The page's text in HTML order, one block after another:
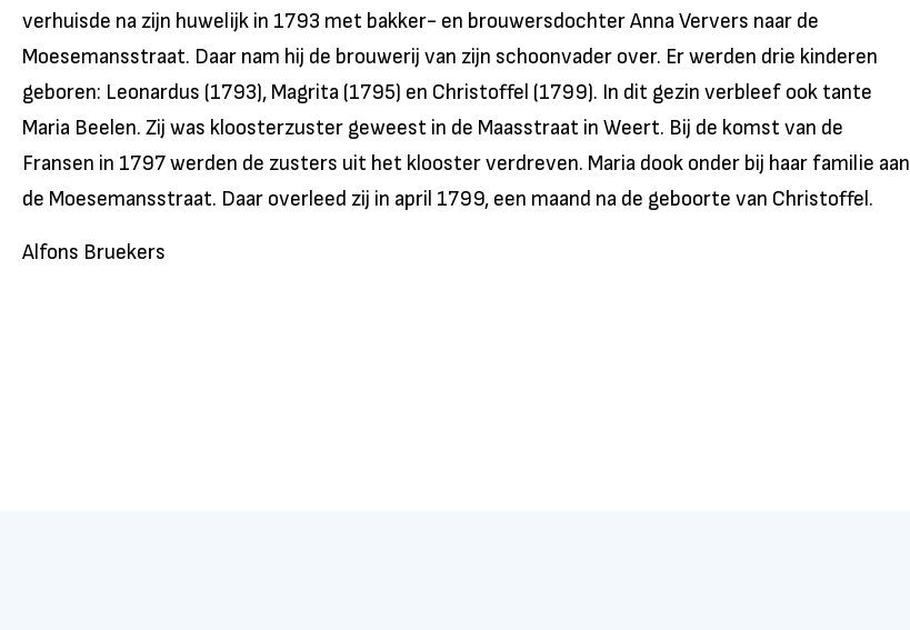
verhuisde na zijn huwelijk in 1793 met bakker- en brouwersdochter Anna Ververs naar de
Moesemansstraat. Daar nam hij de brouwerij van zijn schoonvader over. Er werden drie kinderen
geboren: Leonardus (1793), Magrita (1795) en Christoffel (1799). In dit gezin verbleef ook tante
Maria Beelen. Zij was kloosterzuster geweest in de Maasstraat in Weert. Bij de komst van de
Fransen in 1797 werden de zusters uit het klooster verdreven. Maria dook onder bij haar familie aan
de Moesemansstraat. Daar overleed zij in april 1799, een maand na de geboorte van Christoffel.
Alfons Bruekers